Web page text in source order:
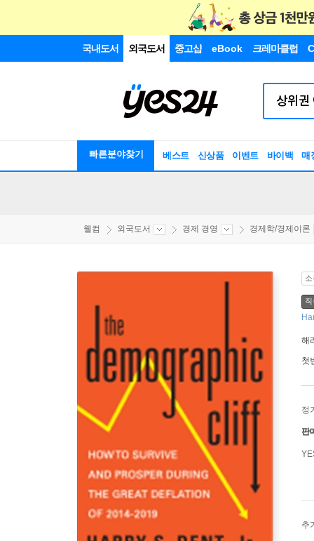
국내도서 외국도서 중고샵 eBook 크레마클럽
빠른분야찾기 베스트 신상품 이벤트 바이백 매
웰컴 외국도서 경제 경영 경제학/경제이론
해
첫
정
판
추